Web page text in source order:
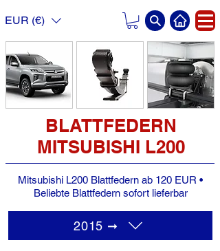
EUR (€)
BLATTFEDERN
MITSUBISHI L200
Mitsubishi L200 Blattfedern ab 120 EUR •
Beliebte Blattfedern sofort lieferbar
2015 ➞